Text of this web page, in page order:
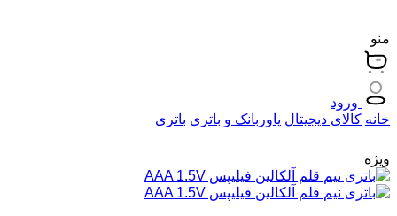
منو
ورود
خانه کالای دیجیتال پاوربانک و باتری باتری
ویژه